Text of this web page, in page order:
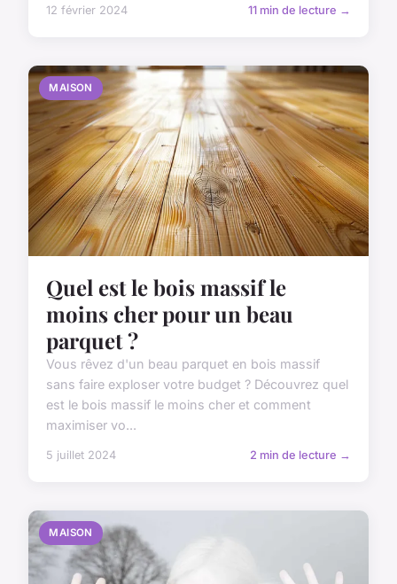
12 février 2024 11 min de lecture →
MAISON
Quel est le bois massif le
moins cher pour un beau
parquet ?
Vous rêvez d'un beau parquet en bois massif
sans faire exploser votre budget ? Découvrez quel
est le bois massif le moins cher et comment
maximiser vo...
5 juillet 2024 2 min de lecture →
MAISON